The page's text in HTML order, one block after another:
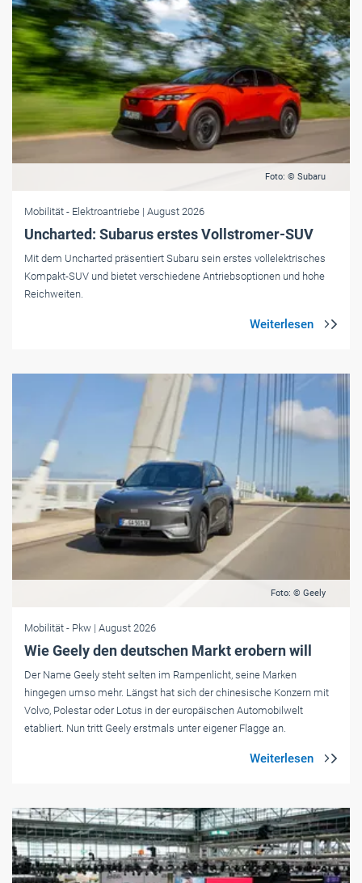
Foto: © Subaru
Mobilität - Elektroantriebe | August 2026
Uncharted: Subarus erstes Vollstromer-SUV
Mit dem Uncharted präsentiert Subaru sein erstes vollelektrisches
Kompakt-SUV und bietet verschiedene Antriebsoptionen und hohe
Reichweiten.
Foto: © Geely
Mobilität - Pkw | August 2026
Wie Geely den deutschen Markt erobern will
Der Name Geely steht selten im Rampenlicht, seine Marken
hingegen umso mehr. Längst hat sich der chinesische Konzern mit
Volvo, Polestar oder Lotus in der europäischen Automobilwelt
etabliert. Nun tritt Geely erstmals unter eigener Flagge an.